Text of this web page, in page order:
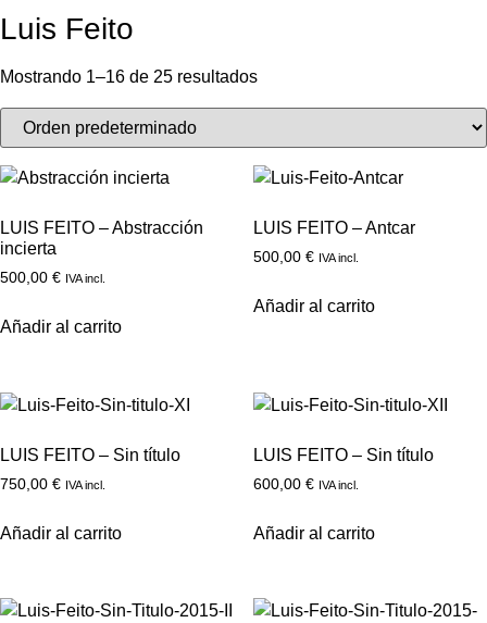
Luis Feito
Mostrando 1–16 de 25 resultados
LUIS FEITO – Abstracción
incierta
500,00 € IVA incl.
Añadir al carrito
LUIS FEITO – Antcar
500,00 € IVA incl.
Añadir al carrito
LUIS FEITO – Sin título
750,00 € IVA incl.
Añadir al carrito
LUIS FEITO – Sin título
600,00 € IVA incl.
Añadir al carrito